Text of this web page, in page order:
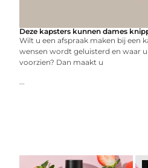
Deze kapsters kunnen dames
Wilt u een afspraak maken bij een
wensen wordt geluisterd en waar
voorzien? Dan maakt u
...